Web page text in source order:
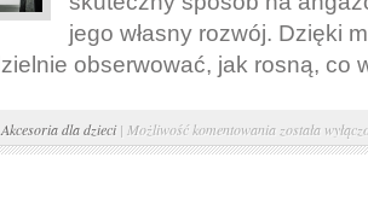
w
Lublinie
jego własny rozwój. Dzięki
obserwować, jak rosną, co
Akcesoria dla dzieci| Możliwość komentowania Zalety
posiadania
została